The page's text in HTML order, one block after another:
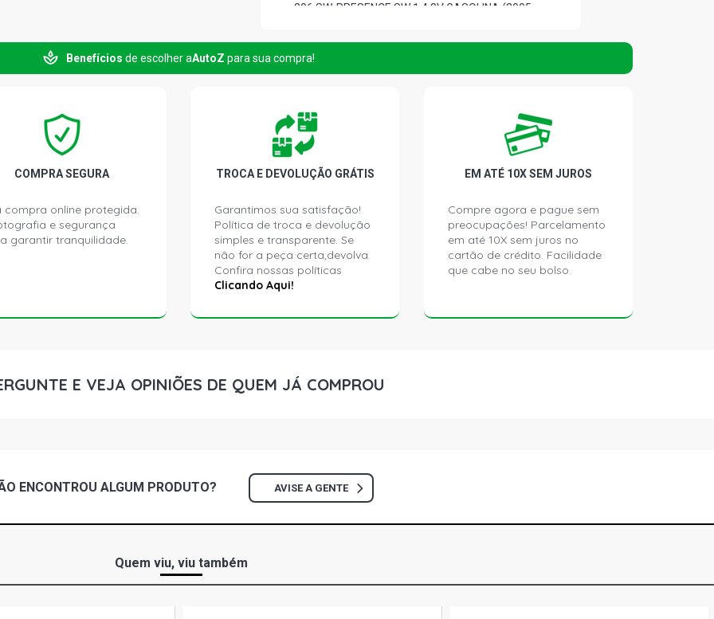
206 SW-PRESENCE SW 1.4 8V GASOLINA (2005 -
Benefícios de escolher aAutoZ para sua compra!
COMPRA SEGURA
compra online protegida.
e segurança
garantir tranquilidade.
TROCA E DEVOLUÇÃO GRÁTIS
Garantimos sua satisfação!
Política de troca e devolução
simples e transparente. Se
não for a peça certa,devolva.
Confira nossas políticas
Clicando Aqui!
EM ATÉ 10X SEM JUROS
Compre agora e pague sem
preocupações! Parcelamento
em até 10X sem juros no
cartão de crédito. Facilidade
que cabe no seu bolso.
E VEJA OPINIÕES DE QUEM JÁ COMPROU
ENCONTROU ALGUM PRODUTO? AVISE A GENTE
Quem viu, viu também